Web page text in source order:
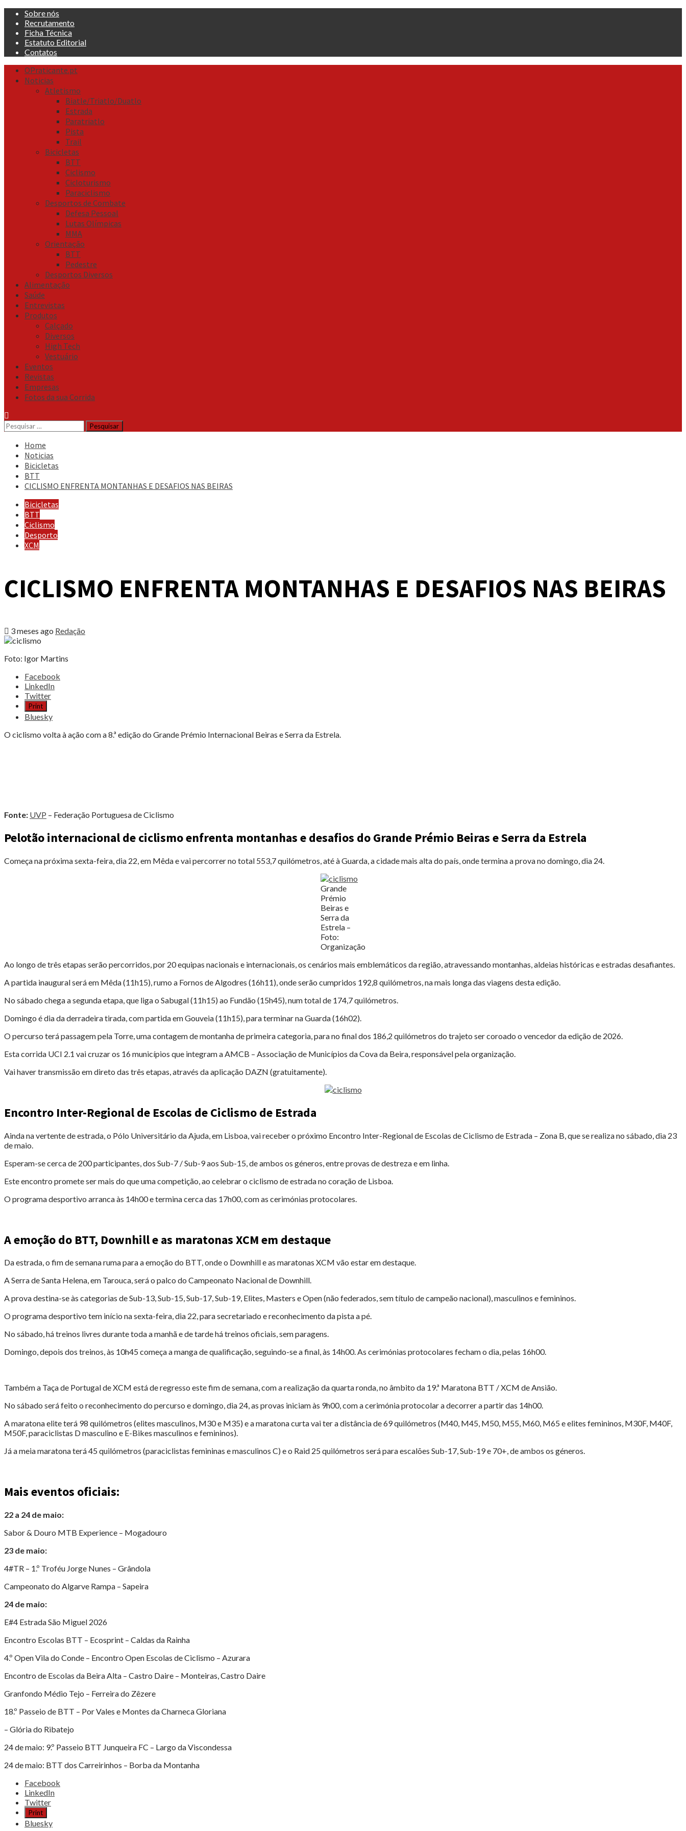
Skip
content
Sobre nós
Recrutamento
Ficha Técnica
Estatuto Editorial
Contatos
Primary
Menu
OPraticante.pt
Noticias
Atletismo
Biatle/Triatlo/Duatlo
Estrada
Paratriatlo
Pista
Trail
Bicicletas
BTT
Ciclismo
Cicloturismo
Paraciclismo
Desportos de Combate
Defesa Pessoal
Lutas Olímpicas
MMA
Orientação
BTT
Pedestre
Desportos Diversos
Alimentação
Saúde
Entrevistas
Produtos
Calçado
Diversos
High Tech
Vestuário
Eventos
Revistas
Empresas
Fotos da sua Corrida
Pesquisar
por:
Home
Noticias
Bicicletas
BTT
CICLISMO ENFRENTA MONTANHAS E DESAFIOS NAS BEIRAS
Bicicletas
BTT
Ciclismo
Desporto
XCM
CICLISMO ENFRENTA MONTANHAS E DESAFIOS NAS BEIRAS
3 meses ago Redação
Foto: Igor Martins
Share
post
"CICLISMO
ENFRENTA
MONTANHAS
E
Facebook
LinkedIn
Twitter
Print
Bluesky
O ciclismo volta à ação com a 8.ª edição do Grande Prémio Internacional Beiras e Serra da Estrela.
Fonte: UVP – Federação Portuguesa de Ciclismo
Pelotão internacional de ciclismo enfrenta montanhas e desafios do Grande Prémio Beiras e Serra da Estrela
Começa na próxima sexta-feira, dia 22, em Mêda e vai percorrer no total 553,7 quilómetros, até à Guarda, a cidade mais alta do país, onde termina a prova no domingo, dia 24.
Grande
Prémio
Beiras e
Serra da
Estrela –
Foto:
Organização
Ao longo de três etapas serão percorridos, por 20 equipas nacionais e internacionais, os cenários mais emblemáticos da região, atravessando montanhas, aldeias históricas e estradas desafiantes.
A partida inaugural será em Mêda (11h15), rumo a Fornos de Algodres (16h11), onde serão cumpridos 192,8 quilómetros, na mais longa das viagens desta edição.
No sábado chega a segunda etapa, que liga o Sabugal (11h15) ao Fundão (15h45), num total de 174,7 quilómetros.
Domingo é dia da derradeira tirada, com partida em Gouveia (11h15), para terminar na Guarda (16h02).
O percurso terá passagem pela Torre, uma contagem de montanha de primeira categoria, para no final dos 186,2 quilómetros do trajeto ser coroado o vencedor da edição de 2026.
Esta corrida UCI 2.1 vai cruzar os 16 municípios que integram a AMCB – Associação de Municípios da Cova da Beira, responsável pela organização.
Vai haver transmissão em direto das três etapas, através da aplicação DAZN (gratuitamente).
Encontro Inter-Regional de Escolas de Ciclismo de Estrada
Ainda na vertente de estrada, o Pólo Universitário da Ajuda, em Lisboa, vai receber o próximo Encontro Inter-Regional de Escolas de Ciclismo de Estrada – Zona B, que se realiza no sábado, dia 23
de maio.
Esperam-se cerca de 200 participantes, dos Sub-7 / Sub-9 aos Sub-15, de ambos os géneros, entre provas de destreza e em linha.
Este encontro promete ser mais do que uma competição, ao celebrar o ciclismo de estrada no coração de Lisboa.
O programa desportivo arranca às 14h00 e termina cerca das 17h00, com as cerimónias protocolares.
A emoção do BTT, Downhill e as maratonas XCM em destaque
Da estrada, o fim de semana ruma para a emoção do BTT, onde o Downhill e as maratonas XCM vão estar em destaque.
A Serra de Santa Helena, em Tarouca, será o palco do Campeonato Nacional de Downhill.
A prova destina-se às categorias de Sub-13, Sub-15, Sub-17, Sub-19, Elites, Masters e Open (não federados, sem título de campeão nacional), masculinos e femininos.
O programa desportivo tem início na sexta-feira, dia 22, para secretariado e reconhecimento da pista a pé.
No sábado, há treinos livres durante toda a manhã e de tarde há treinos oficiais, sem paragens.
Domingo, depois dos treinos, às 10h45 começa a manga de qualificação, seguindo-se a final, às 14h00. As cerimónias protocolares fecham o dia, pelas 16h00.
Também a Taça de Portugal de XCM está de regresso este fim de semana, com a realização da quarta ronda, no âmbito da 19.ª Maratona BTT / XCM de Ansião.
No sábado será feito o reconhecimento do percurso e domingo, dia 24, as provas iniciam às 9h00, com a cerimónia protocolar a decorrer a partir das 14h00.
A maratona elite terá 98 quilómetros (elites masculinos, M30 e M35) e a maratona curta vai ter a distância de 69 quilómetros (M40, M45, M50, M55, M60, M65 e elites femininos, M30F, M40F,
M50F, paraciclistas D masculino e E-Bikes masculinos e femininos).
Já a meia maratona terá 45 quilómetros (paraciclistas femininas e masculinos C) e o Raid 25 quilómetros será para escalões Sub-17, Sub-19 e 70+, de ambos os géneros.
Mais eventos oficiais:
22 a 24 de maio:
Sabor & Douro MTB Experience – Mogadouro
23 de maio:
4#TR – 1.º Troféu Jorge Nunes – Grândola
Campeonato do Algarve Rampa – Sapeira
24 de maio:
E#4 Estrada São Miguel 2026
Encontro Escolas BTT – Ecosprint – Caldas da Rainha
4.º Open Vila do Conde – Encontro Open Escolas de Ciclismo – Azurara
Encontro de Escolas da Beira Alta – Castro Daire – Monteiras, Castro Daire
Granfondo Médio Tejo – Ferreira do Zêzere
18.º Passeio de BTT – Por Vales e Montes da Charneca Gloriana
– Glória do Ribatejo
24 de maio: 9.º Passeio BTT Junqueira FC – Largo da Viscondessa
24 de maio: BTT dos Carreirinhos – Borba da Montanha
Share
post
"CICLISMO
ENFRENTA
Facebook
LinkedIn
Twitter
Print
Bluesky